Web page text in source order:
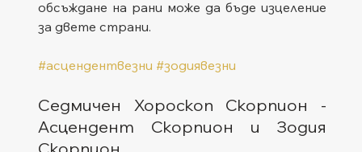
обсъждане на рани може да бъде изцеление
за двете страни.
#асцендентвезни #зодиявезни
Седмичен Хороскоп Скорпион -
Асцендент Скорпион и Зодия